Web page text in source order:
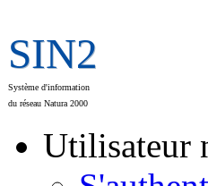
SIN2
Système d'information
du réseau Natura 2000
Utilisateur